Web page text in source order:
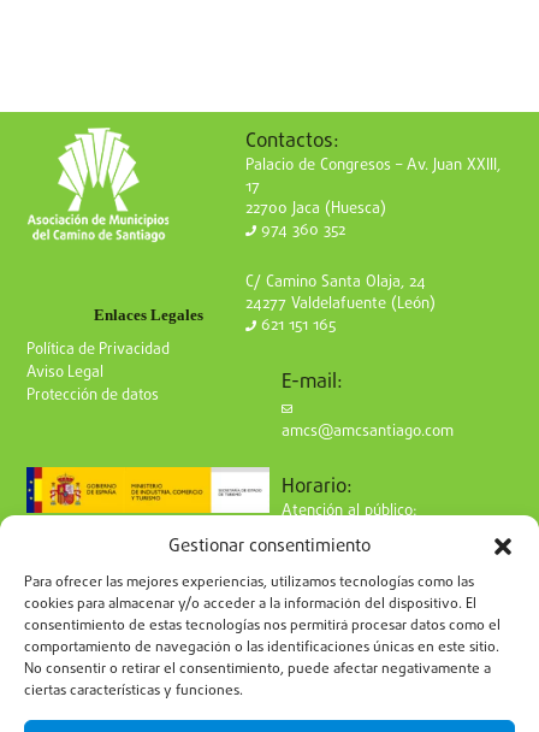
Gestionar consentimiento
Para ofrecer las mejores experiencias, utilizamos tecnologías como las
cookies para almacenar y/o acceder a la información del dispositivo. El
consentimiento de estas tecnologías nos permitirá procesar datos como el
comportamiento de navegación o las identificaciones únicas en este sitio.
No consentir o retirar el consentimiento, puede afectar negativamente a
ciertas características y funciones.
Enlaces Legales
Política de Privacidad
Aviso Legal
Protección de datos
Contactos:
Palacio de Congresos – Av. Juan XXIII,
17
22700 Jaca (Huesca)
974 360 352
C/ Camino Santa Olaja, 24
24277 Valdelafuente (León)
621 151 165
E-mail:
amcs@amcsantiago.com
Horario:
Atención al público:
de Lunes a Viernes
de 9 a 15h
Síguenos en redes:
Suscríbete a nuestro boletín